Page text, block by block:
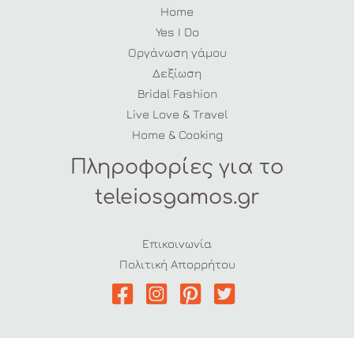
Home
Yes I Do
Οργάνωση γάμου
Δεξίωση
Bridal Fashion
Live Love & Travel
Home & Cooking
Πληροφορίες για το
teleiosgamos.gr
Επικοινωνία
Πολιτική Απορρήτου